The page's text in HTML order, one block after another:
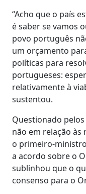
“Acho que o país
é saber se vamos
povo português
um orçamento
políticas para
portugueses:
relativamente à
sustentou.
Questionado
não em relação
o primeiro-
a acordo sobre o
sublinhou que o
consenso para o